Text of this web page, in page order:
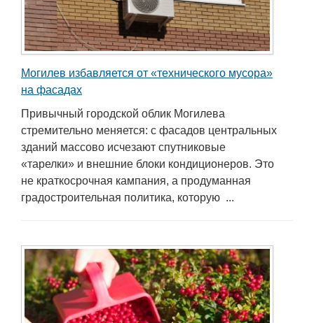
Могилев избавляется от «технического мусора»
на фасадах
Привычный городской облик Могилева
стремительно меняется: с фасадов центральных
зданий массово исчезают спутниковые
«тарелки» и внешние блоки кондиционеров. Это
не краткосрочная кампания, а продуманная
градостроительная политика, которую ...